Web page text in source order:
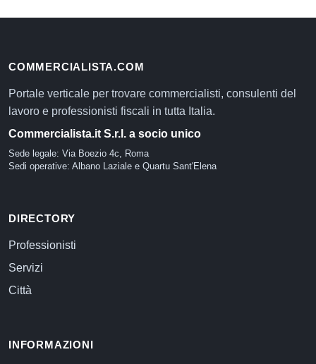
COMMERCIALISTA.COM
Portale verticale per trovare commercialisti, consulenti del
lavoro e professionisti fiscali in tutta Italia.
Commercialista.it S.r.l. a socio unico
Sede legale: Via Boezio 4c, Roma
Sedi operative: Albano Laziale e Quartu Sant'Elena
DIRECTORY
Professionisti
Servizi
Città
INFORMAZIONI